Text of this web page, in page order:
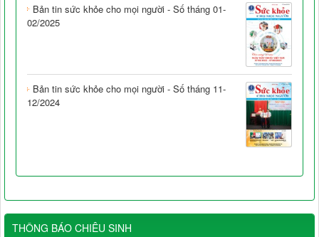
Bản tin sức khỏe cho mọi người - Số tháng 01-
02/2025
Bản tin sức khỏe cho mọi người - Số tháng 11-
12/2024
THÔNG BÁO CHIÊU SINH